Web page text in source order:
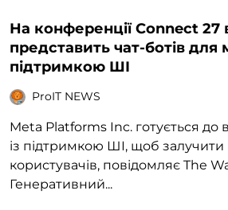
На конференції Connect 27
представить чат-ботів для
підтримкою ШІ
ProIT NEWS
Meta Platforms Inc. готується до
із підтримкою ШІ, щоб
користувачів, повідомляє The
Генеративний...